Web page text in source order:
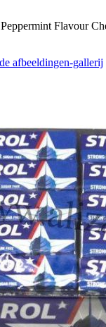
Flavour
afbeeldingen-gallerij